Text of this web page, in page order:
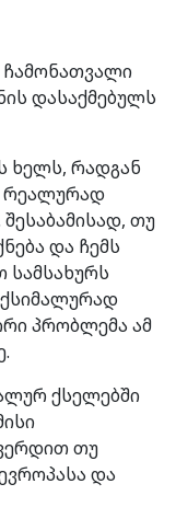
ჩამონათვალი
დასაქმებულს
ხელს, რადგან
რეალურად
თუ
და ჩემს
სამსახურს
პრობლემა ამ
ქსელებში
თუ
და